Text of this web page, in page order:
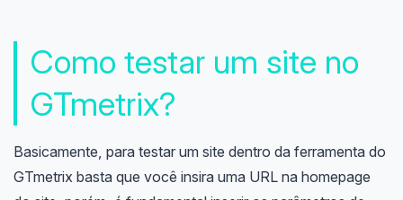
Como testar um site no
GTmetrix?
Basicamente, para testar um site dentro da ferramenta do
GTmetrix basta que você insira uma URL na homepage